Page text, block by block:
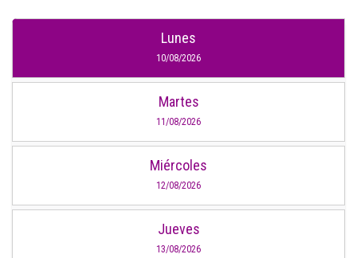
Lunes
10/08/2026
Martes
11/08/2026
Miércoles
12/08/2026
Jueves
13/08/2026